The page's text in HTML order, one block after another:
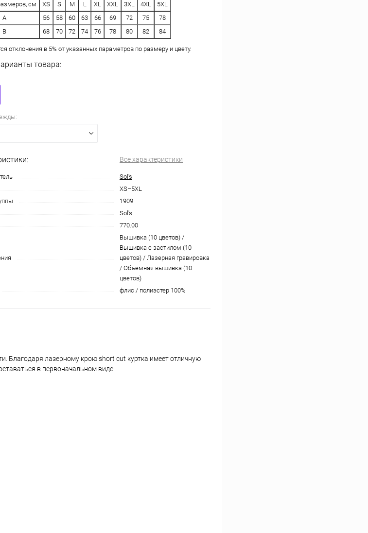
см XS S M L XL XXL 3XL 4XL
5XL
A
56 58 60 63 66 69 72 75
78
B
68 70 72 74 76 78 80 82 84
отклонения в 5% от указанных параметров по размеру и цвету.
товара:
Все характеристики
Sol's
XS–5XL
1909
Sol's
770.00
Вышивка (10 цветов) /
Вышивка с застилом (10
цветов) / Лазерная гравировка
/ Объёмная вышивка (10
цветов)
флис / полиэстер 100%
Благодаря лазерному крою short cut куртка имеет отличную
в первоначальном виде.